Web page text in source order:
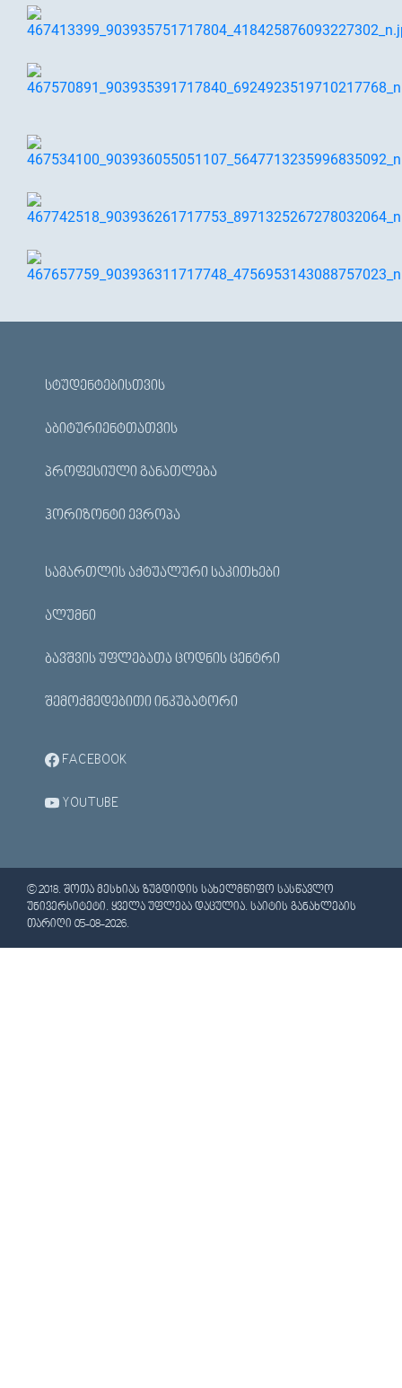
ᲡᲢᲣᲓᲔᲜᲢᲔᲑᲘᲡᲗᲕᲘᲡ
ᲐᲑᲘᲢᲣᲠᲘᲔᲜᲢᲗᲐᲗᲕᲘᲡ
ᲞᲠᲝᲤᲔᲡᲘᲣᲚᲘ ᲒᲐᲜᲐᲗᲚᲔᲑᲐ
ᲰᲝᲠᲘᲖᲝᲜᲢᲘ ᲔᲕᲠᲝᲞᲐ
ᲡᲐᲛᲐᲠᲗᲚᲘᲡ ᲐᲥᲢᲣᲐᲚᲣᲠᲘ ᲡᲐᲙᲘᲗᲮᲔᲑᲘ
ᲐᲚᲣᲛᲜᲘ
ᲑᲐᲕᲨᲕᲘᲡ ᲣᲤᲚᲔᲑᲐᲗᲐ ᲪᲝᲓᲜᲘᲡ ᲪᲔᲜᲢᲠᲘ
ᲨᲔᲛᲝᲥᲛᲔᲓᲔᲑᲘᲗᲘ ᲘᲜᲙᲣᲑᲐᲢᲝᲠᲘ
FACEBOOK
YOUTUBE
© 2018. ᲨᲝᲗᲐ ᲛᲔᲡᲮᲘᲐᲡ ᲖᲣᲒᲓᲘᲓᲘᲡ ᲡᲐᲮᲔᲚᲛᲬᲘᲤᲝ ᲡᲐᲡᲬᲐᲕᲚᲝ
ᲣᲜᲘᲕᲔᲠᲡᲘᲢᲔᲢᲘ. ᲧᲕᲔᲚᲐ ᲣᲤᲚᲔᲑᲐ ᲓᲐᲪᲣᲚᲘᲐ. ᲡᲐᲘᲢᲘᲡ ᲒᲐᲜᲐᲮᲚᲔᲑᲘᲡ
ᲗᲐᲠᲘᲦᲘ 05-08-2026.